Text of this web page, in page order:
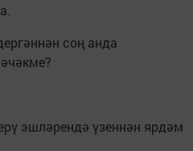
соң анда
эшләрендә үзеннән ярдәм